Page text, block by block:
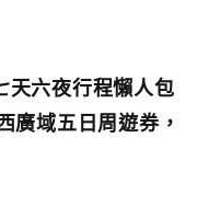
天六夜行程懶人包
廣域五日周遊券，